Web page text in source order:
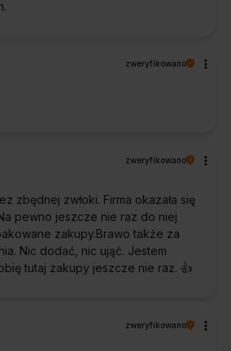
zweryfikowano
zweryfikowano
zbędnej zwłoki. Firma okazała się
pewno jeszcze nie raz do niej
zakupy.Brawo także za
Nic dodać, nic ująć. Jestem
tutaj zakupy jeszcze nie raz. 👍️
zweryfikowano